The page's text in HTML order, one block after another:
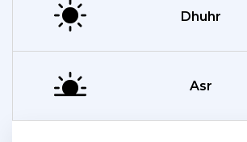
Dhuhr
Asr